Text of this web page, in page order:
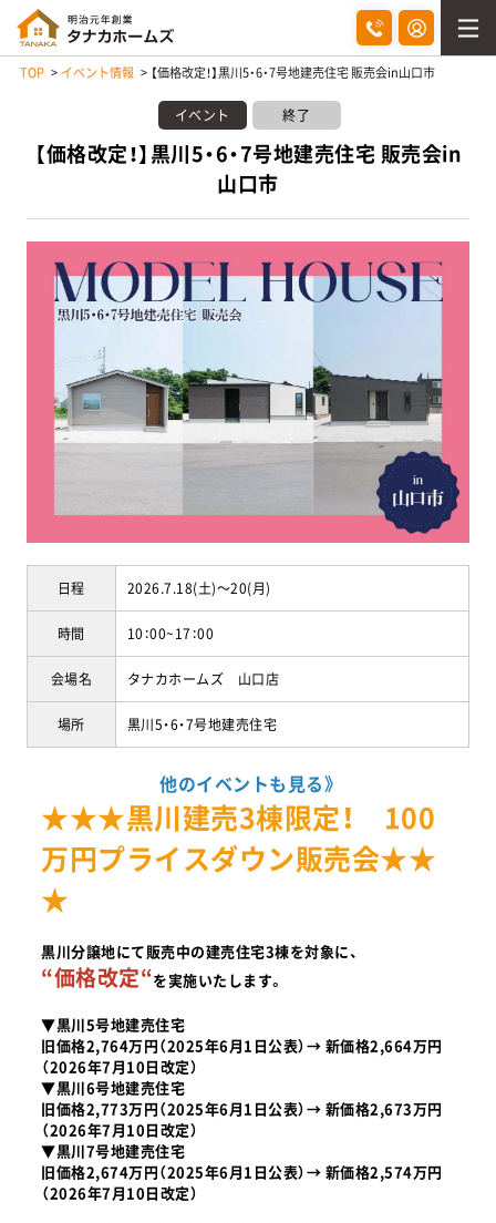
TOP イベント情報 【価格改定！】黒川5・6・7号地建売住宅 販売会in山口市
イベント 終了
【価格改定！】黒川5・6・7号地建売住宅 販売会in
山口市
日程 2026.7.18(土)～20(月)
時間 10：00~17：00
会場名 タナカホームズ 山口店
場所 黒川5・6・7号地建売住宅
他のイベントも見る》
★★★黒川建売3棟限定！ 100
万円プライスダウン販売会★★
★
黒川分譲地にて販売中の建売住宅3棟を対象に、
“価格改定“を実施いたします。
▼黒川5号地建売住宅
旧価格2,764万円（2025年6月1日公表）→ 新価格2,664万円
（2026年7月10日改定）
▼黒川6号地建売住宅
旧価格2,773万円（2025年6月1日公表）→ 新価格2,673万円
（2026年7月10日改定）
▼黒川7号地建売住宅
旧価格2,674万円（2025年6月1日公表）→ 新価格2,574万円
（2026年7月10日改定）